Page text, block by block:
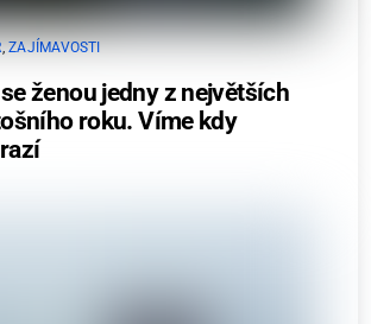
,ZAJÍMAVOSTI
ženou jedny z největších
roku. Víme kdy